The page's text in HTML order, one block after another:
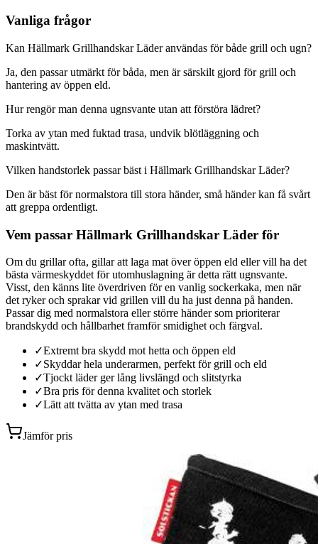
Vanliga frågor
Kan Hällmark Grillhandskar Läder användas för både grill och ugn?
Ja, den passar utmärkt för båda, men är särskilt gjord för grill och
hantering av öppen eld.
Hur rengör man denna ugnsvante utan att förstöra lädret?
Torka av ytan med fuktad trasa, undvik blötläggning och
maskintvätt.
Vilken handstorlek passar bäst i Hällmark Grillhandskar Läder?
Den är bäst för normalstora till stora händer, små händer kan få svårt
att greppa ordentligt.
Vem passar Hällmark Grillhandskar Läder för
Om du grillar ofta, gillar att laga mat över öppen eld eller vill ha det
bästa värmeskyddet för utomhuslagning är detta rätt ugnsvante.
Visst, den känns lite överdriven för en vanlig sockerkaka, men när
det ryker och sprakar vid grillen vill du ha just denna på handen.
Passar dig med normalstora eller större händer som prioriterar
brandskydd och hållbarhet framför smidighet och färgval.
✓Extremt bra skydd mot hetta och öppen eld
✓Skyddar hela underarmen, perfekt för grill och eld
✓Tjockt läder ger lång livslängd och slitstyrka
✓Bra pris för denna kvalitet och storlek
✓Lätt att tvätta av ytan med trasa
Jämför pris